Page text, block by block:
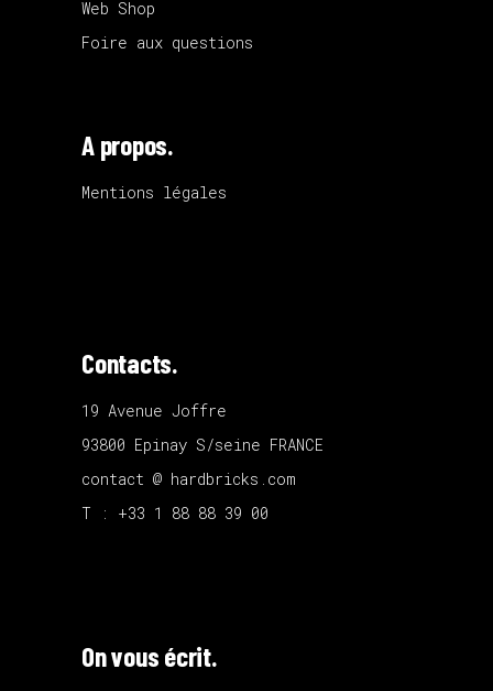
Web Shop
Foire aux questions
A propos.
Mentions légales
Contacts.
19 Avenue Joffre
93800 Epinay S/seine FRANCE
contact @ hardbricks.com
T : +33 1 88 88 39 00
On vous écrit.